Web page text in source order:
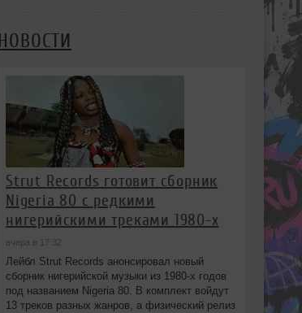
НОВОСТИ
Strut Records готовит сборник
Nigeria 80 с редкими
нигерийскими треками 1980-х
вчера в 17:32
Лейбл Strut Records анонсировал новый
сборник нигерийской музыки из 1980-х годов
под названием Nigeria 80. В комплект войдут
13 треков разных жанров, а физический релиз